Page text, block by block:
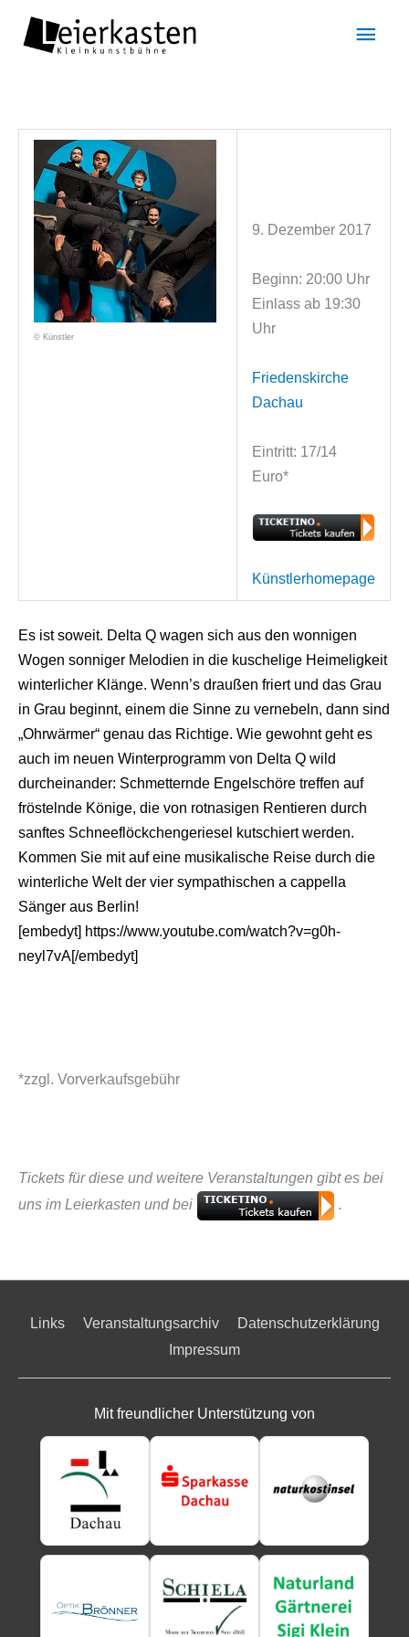
Inhalt
© Künstler
9. Dezember 2017
Beginn: 20:00 Uhr
Einlass ab 19:30
Uhr
Friedenskirche
Dachau
Eintritt: 17/14
Euro*
Künstlerhomepage
Es ist soweit. Delta Q wagen sich aus den wonnigen
Wogen sonniger Melodien in die kuschelige Heimeligkeit
winterlicher Klänge. Wenn’s draußen friert und das Grau
in Grau beginnt, einem die Sinne zu vernebeln, dann sind
„Ohrwärmer“ genau das Richtige. Wie gewohnt geht es
auch im neuen Winterprogramm von Delta Q wild
durcheinander: Schmetternde Engelschöre treffen auf
fröstelnde Könige, die von rotnasigen Rentieren durch
sanftes Schneeflöckchengeriesel kutschiert werden.
Kommen Sie mit auf eine musikalische Reise durch die
winterliche Welt der vier sympathischen a cappella
Sänger aus Berlin!
[embedyt] https://www.youtube.com/watch?v=g0h-
neyl7vA[/embedyt]
*zzgl. Vorverkaufsgebühr
Tickets für diese und weitere Veranstaltungen gibt es bei
uns im Leierkasten und bei
.
Links Veranstaltungsarchiv
Datenschutzerklärung
Impressum
Mit freundlicher Unterstützung von